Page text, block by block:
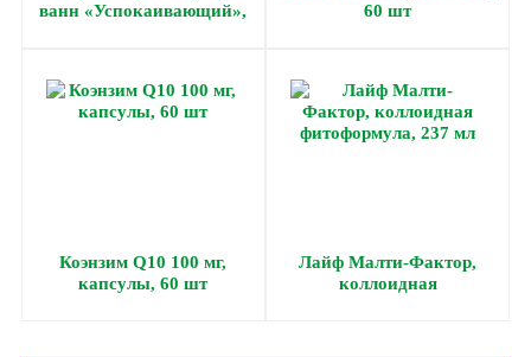
ванн «Успокаивающий»,
60 шт
Коэнзим Q10 100 мг,
капсулы, 60 шт
Лайф Малти-Фактор,
коллоидная